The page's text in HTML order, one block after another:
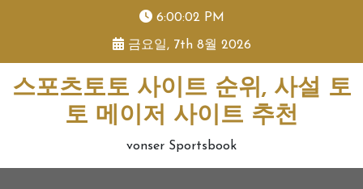
6:00:02 PM
금요일, 7th 8월 2026
스포츠토토 사이트 순위, 사설 토
토 메이저 사이트 추천
vonser Sportsbook